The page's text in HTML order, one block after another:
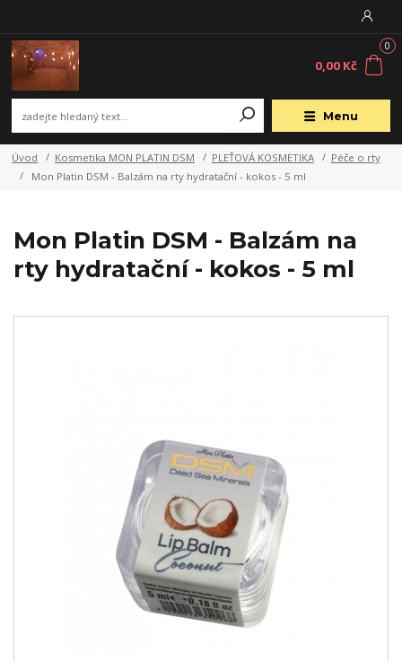
Menu
0
0,00 Kč
Úvod Kosmetika MON PLATIN DSM PLEŤOVÁ KOSMETIKA
Péče o rty
Mon Platin DSM - Balzám na rty hydratační - kokos - 5 ml
Mon Platin DSM - Balzám na
rty hydratační - kokos - 5 ml